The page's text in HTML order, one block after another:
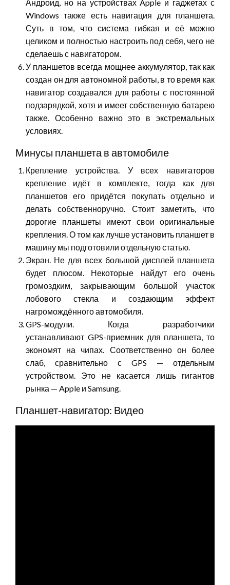
Андроид, но на устройствах Apple и гаджетах с
Windows также есть навигация для планшета.
Суть в том, что система гибкая и её можно
целиком и полностью настроить под себя, чего не
сделаешь с навигатором.
У планшетов всегда мощнее аккумулятор, так как
создан он для автономной работы, в то время как
навигатор создавался для работы с постоянной
подзарядкой, хотя и имеет собственную батарею
также. Особенно важно это в экстремальных
условиях.
Минусы планшета в автомобиле
Крепление устройства. У всех навигаторов
крепление идёт в комплекте, тогда как для
планшетов его придётся покупать отдельно и
делать собственноручно. Стоит заметить, что
дорогие планшеты имеют свои оригинальные
крепления. О том как лучше установить планшет в
машину мы подготовили отдельную статью.
Экран. Не для всех большой дисплей планшета
будет плюсом. Некоторые найдут его очень
громоздким, закрывающим большой участок
лобового стекла и создающим эффект
нагромождённого автомобиля.
GPS-модули. Когда разработчики
устанавливают GPS-приемник для планшета, то
экономят на чипах. Соответственно он более
слаб, сравнительно с GPS — отдельным
устройством. Это не касается лишь гигантов
рынка — Apple и Samsung.
Планшет-навигатор: Видео